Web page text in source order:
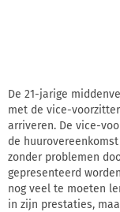
De 21-jarige
met de vice-
arriveren. De vice-
de
zonder problemen
gepresenteerd
nog veel te moeten
in zijn prestaties,